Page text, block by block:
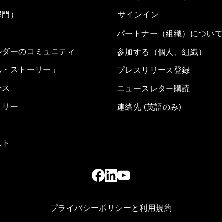
）
ーのコミュニティ
ストーリー」
リー
サインイン
パートナー（組織）につい
参加する（個人、組織）
プレスリリース登録
ニュースレター購読
連絡先 (英語のみ)
プライバシーポリシーと利用規約